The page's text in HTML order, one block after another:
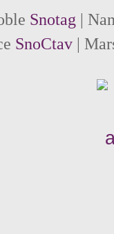
Snotag |
SnoCtav|